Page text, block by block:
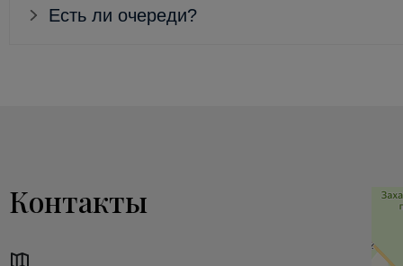
Есть ли очереди?
Контакты